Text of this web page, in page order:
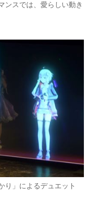
ンスでは、愛らしい動き
り」によるデュエット